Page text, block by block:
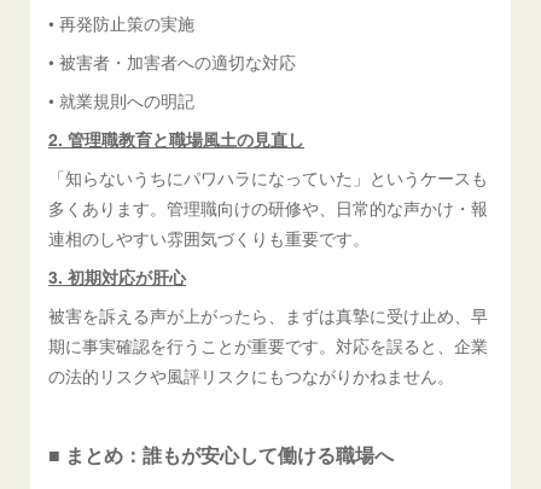
• 再発防止策の実施
• 被害者・加害者への適切な対応
• 就業規則への明記
2. 管理職教育と職場風土の見直し
「知らないうちにパワハラになっていた」というケースも
多くあります。管理職向けの研修や、日常的な声かけ・報
連相のしやすい雰囲気づくりも重要です。
3. 初期対応が肝心
被害を訴える声が上がったら、まずは真摯に受け止め、早
期に事実確認を行うことが重要です。対応を誤ると、企業
の法的リスクや風評リスクにもつながりかねません。
■ まとめ：誰もが安心して働ける職場へ